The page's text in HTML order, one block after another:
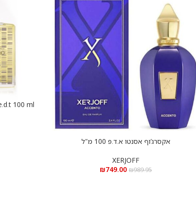
הוספה לסלאקסרג’וף אסנטו א.ד.פ 100 מ”ל
XERJOFF
₪989.95
₪749.00
הוספה לסל